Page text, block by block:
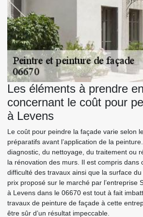
Les éléments à prendre
concernant le coût pour
à Levens
Le coût pour peindre la façade varie selon
préparatifs avant l’application de la
diagnostic, du nettoyage, du traitement ou
la rénovation des murs. Il est compris dans
difficulté des travaux ainsi que la surface
prix proposé sur le marché par l’entreprise
à Levens dans le 06670 est tout à fait
travaux de peinture de façade à cette
être sûr d’un résultat impeccable.